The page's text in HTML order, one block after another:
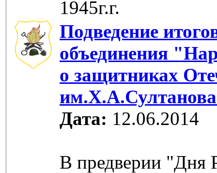
1945г.г.
Подведение
объединения
о защитниках
Дата: 12.06.2014
В предверии "Дня